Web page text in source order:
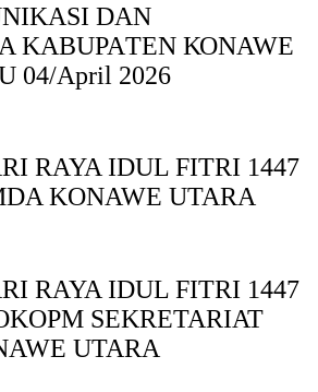
DAN
KABUPAΤΕΝ ΚΟNAWE
04/April 2026
RAYA IDUL FITRI 1447
KONAWE UTARA
RAYA IDUL FITRI 1447
SEKRETARIAT
UTARA